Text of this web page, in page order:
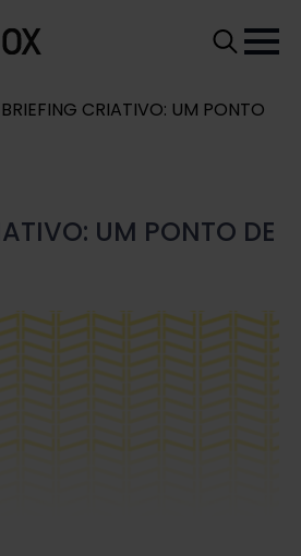
BRIEFING CRIATIVO: UM PONTO
UM PONTO DE